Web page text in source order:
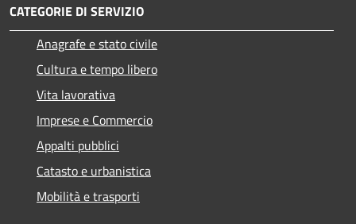
CATEGORIE DI SERVIZIO
Anagrafe e stato civile
Cultura e tempo libero
Vita lavorativa
Imprese e Commercio
Appalti pubblici
Catasto e urbanistica
Mobilità e trasporti